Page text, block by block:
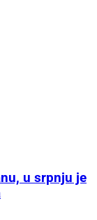
u srpnju je